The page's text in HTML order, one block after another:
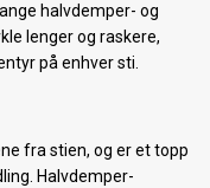
halvdemper- og
lenger og raskere,
på enhver sti.
fra stien, og er et topp
Halvdemper-